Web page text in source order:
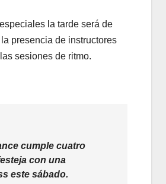
la tarde será de
presencia de instructores
sesiones de ritmo.
cumple cuatro
con una
este sábado.